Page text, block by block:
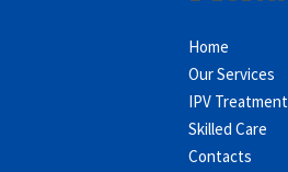
Home
Our Services
IPV Treatment
Skilled Care
Contacts